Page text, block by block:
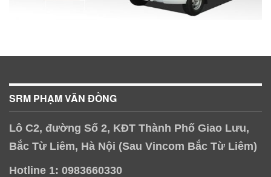
SRM PHẠM VĂN ĐỒNG
Lô C2, đường Số 2, KĐT Thành Phố Giao Lưu,
Bắc Từ Liêm, Hà Nội (Sau Vincom Bắc Từ Liêm)
Hotline 1: 0983660330